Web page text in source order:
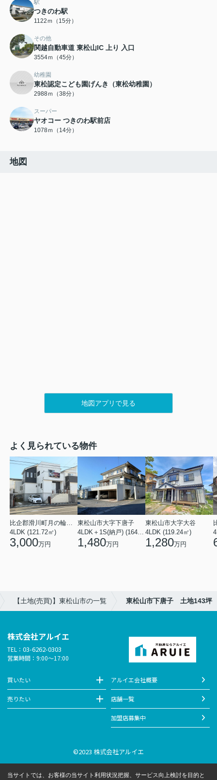
駅
つきのわ駅
1122ｍ（15分）
その他
関越自動車道 東松山IC 上り 入口
3554ｍ（45分）
幼稚園
東松認定こども園げんき（東松幼稚園）
2988ｍ（38分）
スーパー
ヤオコー つきのわ駅前店
1078ｍ（14分）
地図
地図アプリで見る
よく見られている物件
4LDK (121.72㎡)
3,000万円
東松山市大字下唐子
1,480万円
東松山市大字大谷
4LDK (119.24㎡)
1,280万円
【土地(売買)】東松山市の一覧 東松山市下唐子 土地143坪
株式会社アルイエ
TEL： 03-6262-0303
営業時間：9:00～17:00
買いたい
売りたい
アルイエ会社概要
店舗一覧
加盟店募集中
©2023 株式会社アルイエ
当サイトでは、お客様の当サイト利用状況把握、サービス向上検討を目的と